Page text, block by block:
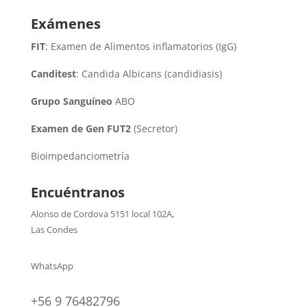
Exámenes
FIT: Examen de Alimentos inflamatorios (IgG)
Canditest: Candida Albicans (candidiasis)
Grupo Sanguíneo ABO
Examen de Gen FUT2(Secretor)
Bioimpedanciometría
Encuéntranos
Alonso de Cordova 5151 local 102A,
Las Condes
WhatsApp
+56 9 76482796